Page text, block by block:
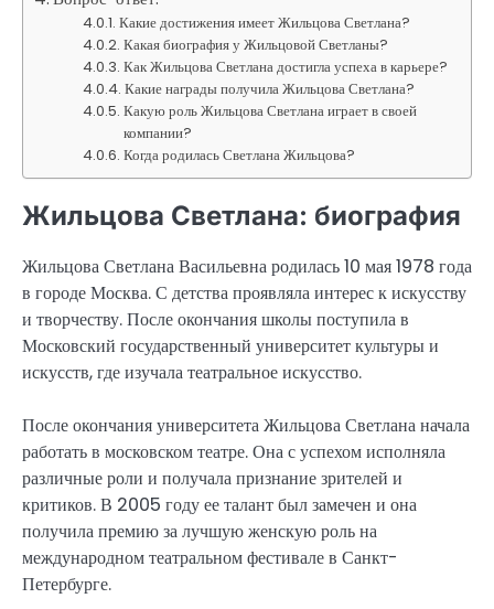
Какие достижения имеет Жильцова Светлана?
Какая биография у Жильцовой Светланы?
Как Жильцова Светлана достигла успеха в карьере?
Какие награды получила Жильцова Светлана?
Какую роль Жильцова Светлана играет в своей
компании?
Когда родилась Светлана Жильцова?
Жильцова Светлана: биография
Жильцова Светлана Васильевна родилась 10 мая 1978 года
в городе Москва. С детства проявляла интерес к искусству
и творчеству. После окончания школы поступила в
Московский государственный университет культуры и
искусств, где изучала театральное искусство.
После окончания университета Жильцова Светлана начала
работать в московском театре. Она с успехом исполняла
различные роли и получала признание зрителей и
критиков. В 2005 году ее талант был замечен и она
получила премию за лучшую женскую роль на
международном театральном фестивале в Санкт-
Петербурге.